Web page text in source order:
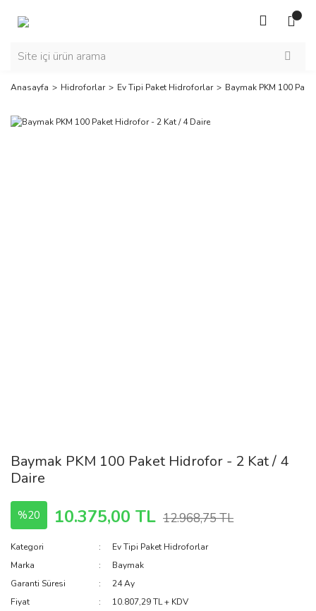
Anasayfa Hidroforlar Ev Tipi Paket Hidroforlar Baymak PKM 100
Baymak PKM 100 Paket Hidrofor - 2 Kat / 4
Daire
%20 10.375,00 TL 12.968,75 TL
Kategori
Ev Tipi Paket Hidroforlar
Marka
Baymak
Garanti Süresi
24 Ay
Fiyat
10.807,29 TL + KDV